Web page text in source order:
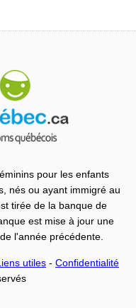
pour les enfants
nés ou ayant immigré au
tirée de la banque de
est mise à jour une
l'année précédente.
utiles - Confidentialité